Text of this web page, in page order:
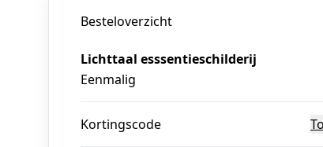
Besteloverzicht
Lichttaal esssentieschilderij
Eenmalig
Kortingscode